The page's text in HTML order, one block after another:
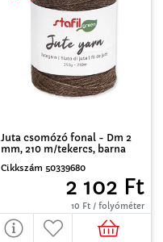
Juta csomózó fonal - Dm 2
mm, 210 m/tekercs, barna
Cikkszám 50339680
2 102 Ft
10 Ft / folyóméter